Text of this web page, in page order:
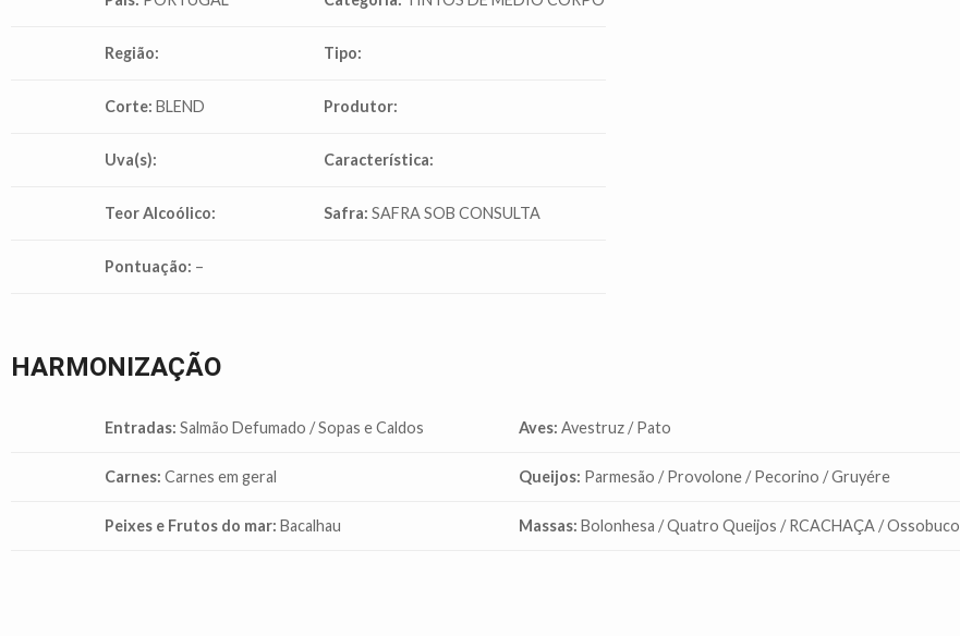
Região: Tipo:
Corte: BLEND Produtor:
Uva(s): Característica:
Teor Alcoólico: Safra: SAFRA SOB CONSULTA
Pontuação: –
HARMONIZAÇÃO
Entradas: Salmão Defumado / Sopas e Caldos Aves: Avestruz / Pato
Carnes: Carnes em geral Queijos: Parmesão / Provolone / Pecorino / Gruyére
Peixes e Frutos do mar: Bacalhau Massas: Bolonhesa / Quatro Queijos / RCACHAÇA / Ossobuco